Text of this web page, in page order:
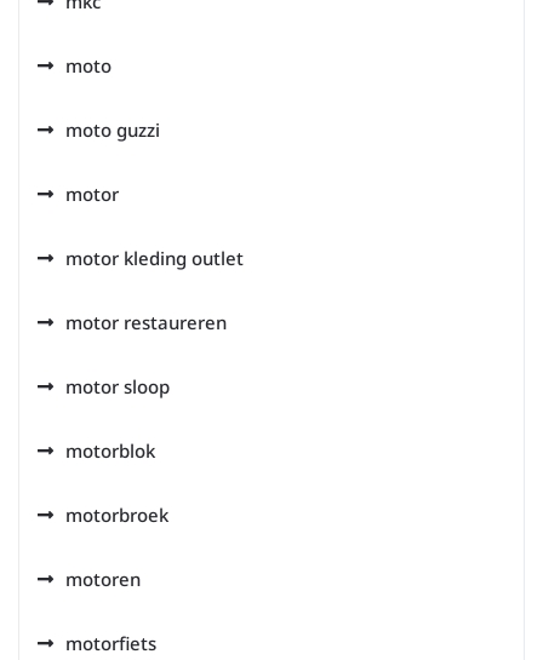
moto
moto guzzi
motor
motor kleding outlet
motor restaureren
motor sloop
motorblok
motorbroek
motoren
motorfiets